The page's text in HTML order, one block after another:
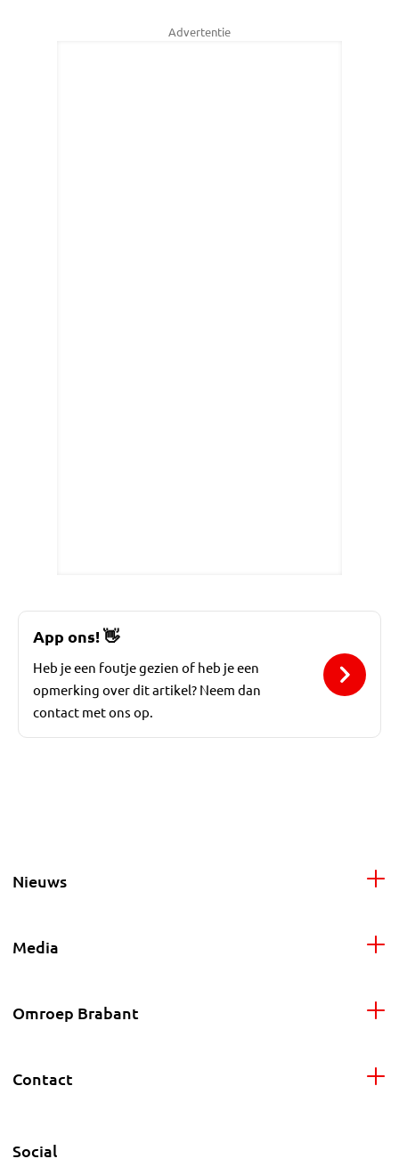
Advertentie
App ons!👋
Heb je een foutje gezien of heb je een
opmerking over dit artikel? Neem dan
contact met ons op.
Nieuws
Media
Omroep Brabant
Contact
Social